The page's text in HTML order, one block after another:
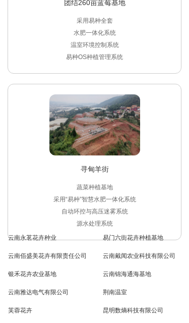
团结260亩蓝莓基地
采用易种全套
水肥一体化系统
温室环境控制系统
易种OS种植管理系统
寻甸羊街
蔬菜种植基地
采用“易种”智慧水肥一体化系统
自动环控与高压迷雾系统
源水处理系统
云南永茗花卉种业
云南佰盛美花卉有限责任公司
银禾花卉农业基地
云南雅达电气有限公司
芙蓉花卉
易门六街花卉种植基地
云南戴闻农业科技有限公司
云南锦海通海基地
荆南温室
昆明数熵科技有限公司